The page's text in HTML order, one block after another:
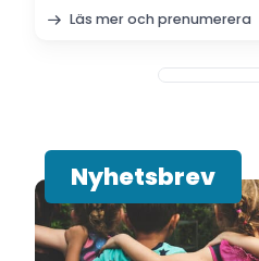
Läs mer och prenumerera
Nyhetsbrev